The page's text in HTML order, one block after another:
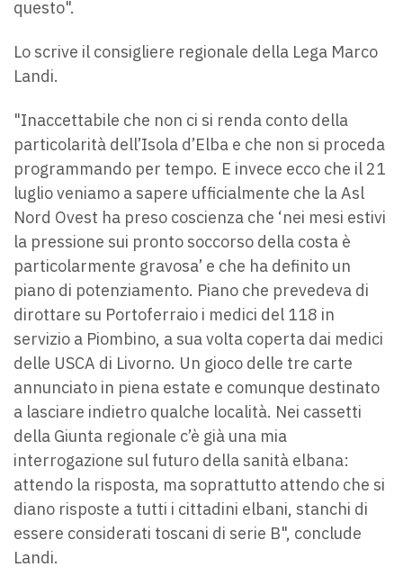
questo".
Lo scrive il consigliere regionale della Lega Marco
Landi.
"Inaccettabile che non ci si renda conto della
particolarità dell’Isola d’Elba e che non si proceda
programmando per tempo. E invece ecco che il 21
luglio veniamo a sapere ufficialmente che la Asl
Nord Ovest ha preso coscienza che ‘nei mesi estivi
la pressione sui pronto soccorso della costa è
particolarmente gravosa’ e che ha definito un
piano di potenziamento. Piano che prevedeva di
dirottare su Portoferraio i medici del 118 in
servizio a Piombino, a sua volta coperta dai medici
delle USCA di Livorno. Un gioco delle tre carte
annunciato in piena estate e comunque destinato
a lasciare indietro qualche località. Nei cassetti
della Giunta regionale c’è già una mia
interrogazione sul futuro della sanità elbana:
attendo la risposta, ma soprattutto attendo che si
diano risposte a tutti i cittadini elbani, stanchi di
essere considerati toscani di serie B", conclude
Landi.